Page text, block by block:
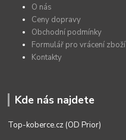
O nás
Ceny dopravy
Obchodní podmínky
Formulář pro vrácení zboží
Kontakty
Kde nás najdete
Top-koberce.cz (OD Prior)